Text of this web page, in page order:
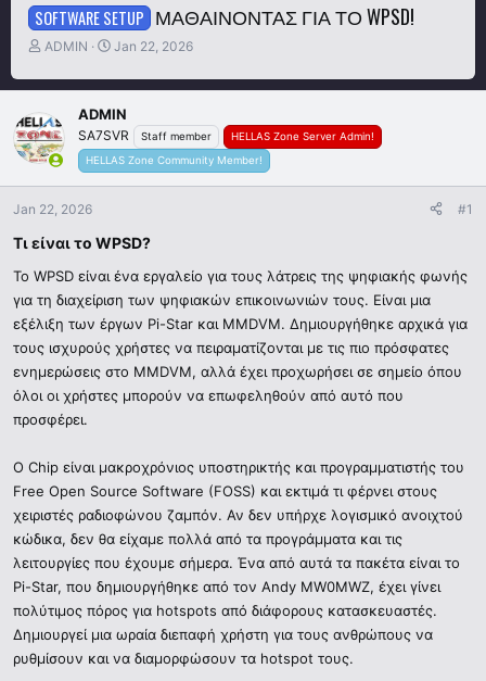
SOFTWARE SETUP ΜΑΘΑΊΝΟΝΤΑΣ ΓΙΑ ΤΟ WPSD!
T
r
a
d
s
a
t
r
ADMIN
S
a
t
d
a
Jan 22, 2026
ADMIN
SA7SVR Staff member
HELLAS Zone Server Admin!
HELLAS Zone Community Member!
Jan 22, 2026 #1
Τι είναι το WPSD?​
Το WPSD είναι ένα εργαλείο για τους λάτρεις της ψηφιακής φωνής
για τη διαχείριση των ψηφιακών επικοινωνιών τους. Είναι μια
εξέλιξη των έργων Pi-Star και MMDVM. Δημιουργήθηκε αρχικά για
τους ισχυρούς χρήστες να πειραματίζονται με τις πιο πρόσφατες
ενημερώσεις στο MMDVM, αλλά έχει προχωρήσει σε σημείο όπου
όλοι οι χρήστες μπορούν να επωφεληθούν από αυτό που
προσφέρει.
Ο Chip είναι μακροχρόνιος υποστηρικτής και προγραμματιστής του
Free Open Source Software (FOSS) και εκτιμά τι φέρνει στους
χειριστές ραδιοφώνου ζαμπόν. Αν δεν υπήρχε λογισμικό ανοιχτού
κώδικα, δεν θα είχαμε πολλά από τα προγράμματα και τις
λειτουργίες που έχουμε σήμερα. Ένα από αυτά τα πακέτα είναι το
Pi-Star, που δημιουργήθηκε από τον Andy MW0MWZ, έχει γίνει
πολύτιμος πόρος για hotspots από διάφορους κατασκευαστές.
Δημιουργεί μια ωραία διεπαφή χρήστη για τους ανθρώπους να
ρυθμίσουν και να διαμορφώσουν τα hotspot τους.